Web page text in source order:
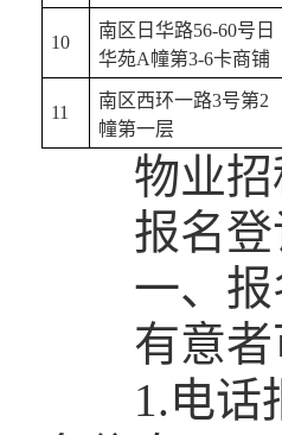
10
南区日华路56-60号日
华苑A幢第3-6卡商铺
11
南区西环一路3号第2
幢第一层
物业招租
报名登记
一、报
有意者
1.电话报